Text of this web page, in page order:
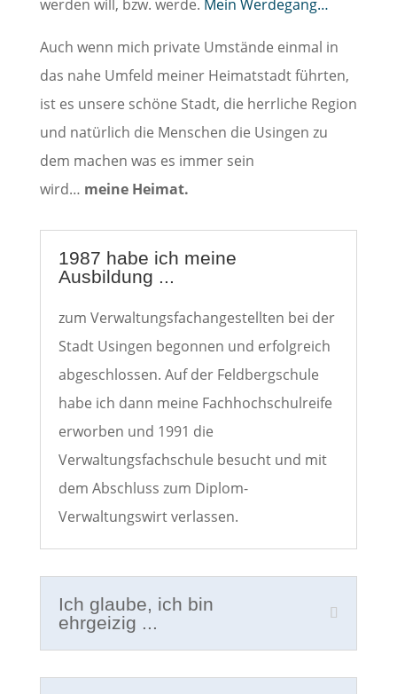
werden will, bzw. werde. Mein Werdegang…
Auch wenn mich private Umstände einmal in
das nahe Umfeld meiner Heimatstadt führten,
ist es unsere schöne Stadt, die herrliche Region
und natürlich die Menschen die Usingen zu
dem machen was es immer sein
wird… meine Heimat.
1987 habe ich meine
Ausbildung ...
zum Verwaltungsfachangestellten bei der
Stadt Usingen begonnen und erfolgreich
abgeschlossen. Auf der Feldbergschule
habe ich dann meine Fachhochschulreife
erworben und 1991 die
Verwaltungsfachschule besucht und mit
dem Abschluss zum Diplom-
Verwaltungswirt verlassen.
Ich glaube, ich bin
ehrgeizig ...